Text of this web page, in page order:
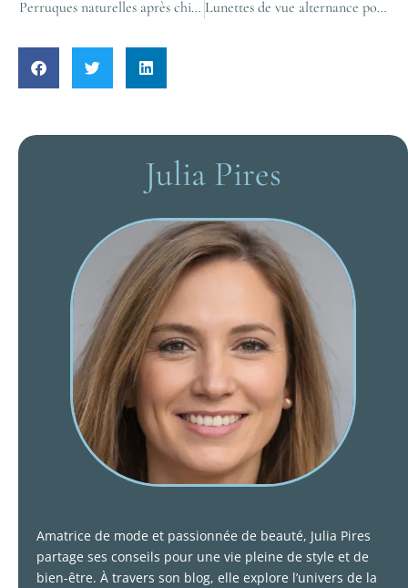
Perruques naturelles après chimiothérapie : quelle est la meilleure option ? Lunettes de vue alternance pour femme : élégance et confort assuré
Julia Pires
Amatrice de mode et passionnée de beauté, Julia Pires
partage ses conseils pour une vie pleine de style et de
bien-être. À travers son blog, elle explore l’univers de la